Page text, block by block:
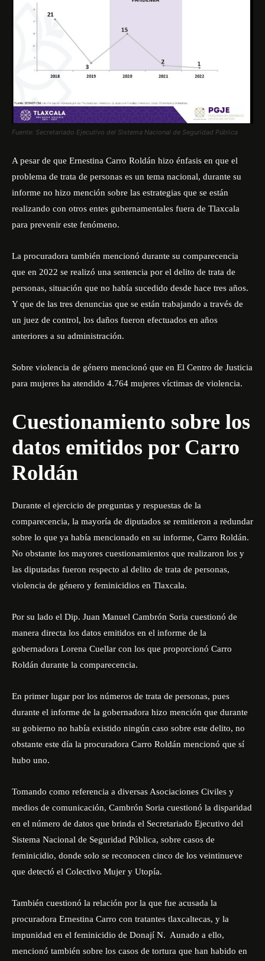
Fuente: Secretariado Ejecutivo del Sistema Nacional de Seguridad Pública
A pesar de que Ernestina Carro Roldán hizo énfasis en que el
problema de trata de personas es un tema nacional, durante su
informe no hizo mención sobre las estrategias que se están
realizando con otros entes gubernamentales fuera de Tlaxcala
para prevenir este fenómeno.
La procuradora también mencionó durante su comparecencia
que en 2022 se realizó una sentencia por el delito de trata de
personas, situación que no había sucedido desde hace tres años.
Y que de las tres denuncias que se están trabajando a través de
un juez de control, los daños fueron efectuados en años
anteriores a su administración.
Sobre violencia de género mencionó que en El Centro de Justicia
para mujeres ha atendido 4.764 mujeres víctimas de violencia.
Cuestionamiento sobre los
datos emitidos por Carro
Roldán
Durante el ejercicio de preguntas y respuestas de la
comparecencia, la mayoría de diputados se remitieron a redundar
sobre lo que ya había mencionado en su informe, Carro Roldán.
No obstante los mayores cuestionamientos que realizaron los y
las diputadas fueron respecto al delito de trata de personas,
violencia de género y feminicidios en Tlaxcala.
Por su lado el Dip. Juan Manuel Cambrón Soria cuestionó de
manera directa los datos emitidos en el informe de la
gobernadora Lorena Cuellar con los que proporcionó Carro
Roldán durante la comparecencia.
En primer lugar por los números de trata de personas, pues
durante el informe de la gobernadora hizo mención que durante
su gobierno no había existido ningún caso sobre este delito, no
obstante este día la procuradora Carro Roldán mencionó que sí
hubo uno.
Tomando como referencia a diversas Asociaciones Civiles y
medios de comunicación, Cambrón Soria cuestionó la disparidad
en el número de datos que brinda el Secretariado Ejecutivo del
Sistema Nacional de Seguridad Pública, sobre casos de
feminicidio, donde solo se reconocen cinco de los veintinueve
que detectó el Colectivo Mujer y Utopía.
También cuestionó la relación por la que fue acusada la
procuradora Ernestina Carro con tratantes tlaxcaltecas, y la
impunidad en el feminicidio de Donají N. Aunado a ello,
mencionó también sobre los casos de tortura que han habido en